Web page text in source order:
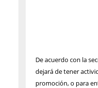
De acuerdo con la
dejará de tener
promoción, o para